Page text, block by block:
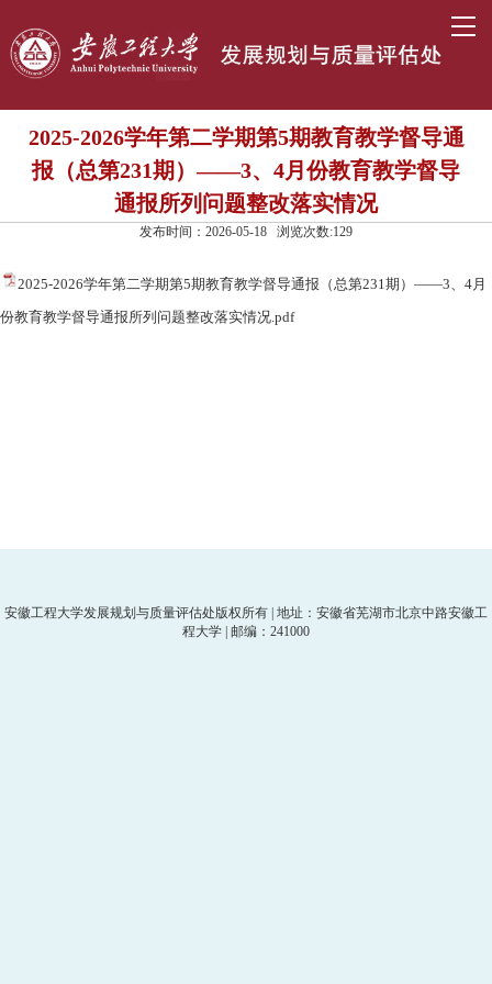
2025-2026学年第二学期第5期教育教学督导通
报（总第231期）——3、4月份教育教学督导
通报所列问题整改落实情况
发布时间：2026-05-18 浏览次数:129
2025-2026学年第二学期第5期教育教学督导通报（总第231期）——3、4月
份教育教学督导通报所列问题整改落实情况.pdf
安徽工程大学发展规划与质量评估处版权所有 | 地址：安徽省芜湖市北京中路安徽工
程大学 | 邮编：241000